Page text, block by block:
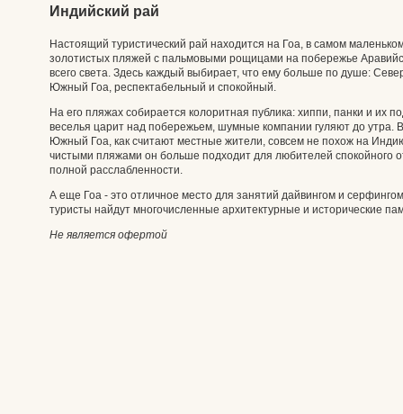
Индийский рай
Настоящий туристический рай находится на Гоа, в самом
золотистых пляжей с пальмовыми рощицами на побережье
всего света. Здесь каждый выбирает, что ему больше по душе:
Южный Гоа, респектабельный и спокойный.
На его пляжах собирается колоритная публика: хиппи, панки и их
веселья царит над побережьем, шумные компании гуляют до утра.
Южный Гоа, как считают местные жители, совсем не похож на
чистыми пляжами он больше подходит для любителей спокойного
полной расслабленности.
А еще Гоа - это отличное место для занятий дайвингом и
туристы найдут многочисленные архитектурные и исторические
Не является офертой